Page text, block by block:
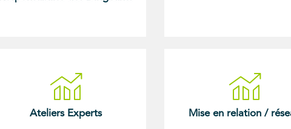
Ateliers Experts Mise en relation /